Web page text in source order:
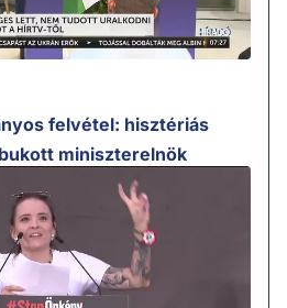
felvétel: hisztériás
miniszterelnök